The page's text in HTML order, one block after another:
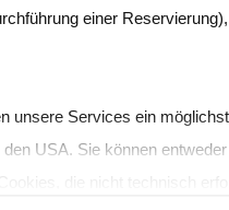
einer
Services ein
USA. Sie können
Verwöhnhotel der
eigenes Baby- u.
Sauna World u.